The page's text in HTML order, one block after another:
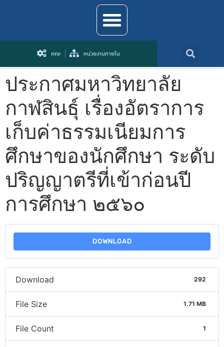
คณะ หน่วยงานภายใน
ประกาศมหาวิทยาลัย
กาฬสินธุ์ เรื่องอัตราการ
เก็บค่าธรรมเนียมการ
ศึกษาของนักศึกษา ระดับ
ปริญญาตรีที่เข้าก่อนปี
การศึกษา ๒๕๖๐
DOWNLOAD
Download 292
File Size 1.71 MB
File Count 1